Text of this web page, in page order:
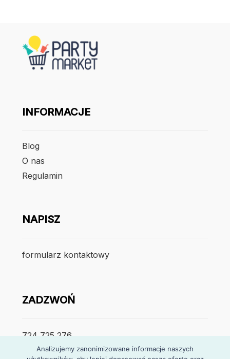
INFORMACJE
Blog
O nas
Regulamin
NAPISZ
formularz kontaktowy
ZADZWOŃ
724 725 276
Analizujemy zanonimizowane informacje naszych